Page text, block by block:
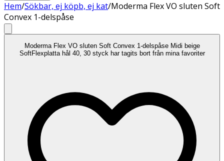
Hem/Sökbar, ej köpb, ej kat/Moderma Flex VO sluten Soft
Convex 1-delspåse
Moderma Flex VO sluten Soft Convex 1-delspåse Midi beige
SoftFlexplatta hål 40, 30 styck har tagits bort från mina favoriter